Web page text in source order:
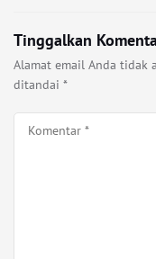
Tinggalkan
Alamat email Anda tidak
ditandai *